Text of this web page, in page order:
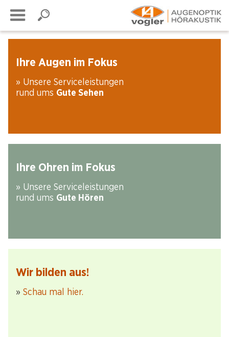
Ihre Augen im Fokus
» Unsere Serviceleistungen
rund ums Gute Sehen
Ihre Ohren im Fokus
» Unsere Serviceleistungen
rund ums Gute Hören
Wir bilden aus!
» Schau mal hier.